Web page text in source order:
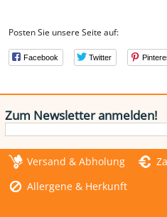
Posten Sie unsere Seite auf:
Facebook Twitter
Zum Newsletter anmelden!
Versand & Abholung
Allergene & Herkunft